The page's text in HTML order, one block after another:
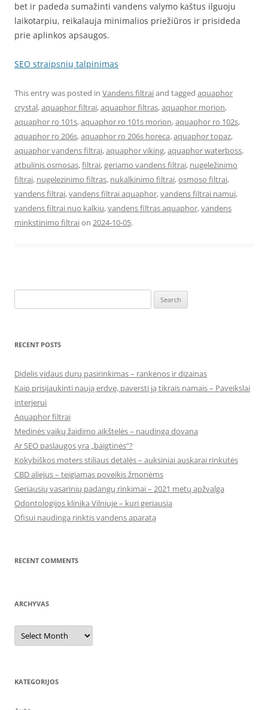
bet ir padeda sumažinti vandens valymo kaštus ilguoju
laikotarpiu, reikalauja minimalios priežiūros ir prisideda
prie aplinkos apsaugos.
SEO straipsnių talpinimas
This entry was posted in Vandens filtraiand tagged aquaphor
crystal,aquaphor filtrai,aquaphor filtras,aquaphor morion,
aquaphor ro 101s,aquaphor ro 101s morion,aquaphor ro 102s,
aquaphor ro 206s,aquaphor ro 206s horeca,aquaphor topaz,
aquaphor vandens filtrai,aquaphor viking,aquaphor waterboss,
atbulinis osmosas,filtrai,geriamo vandens filtrai, nugeležinimo
filtrai, nugelezinimo filtras, nukalkinimo filtrai,osmoso filtrai,
vandens filtrai,vandens filtrai aquaphor,vandens filtrai namui,
vandens filtrai nuo kalkiu,vandens filtras aquaphor,vandens
minkstinimo filtraion 2024-10-05.
for:
RECENT POSTS
Didelis vidaus durų pasirinkimas – rankenos ir dizainas
Kaip prisijaukinti naują erdvę, paversti ją tikrais namais – Paveikslai
interjerui
Aquaphor filtrai
Medinės vaikų žaidimo aikštelės – naudinga dovana
Ar SEO paslaugos yra „baigtinės“?
Kokybiškos moters stiliaus detalės – auksiniai auskarai rinkutės
CBD aliejus – teigiamas poveikis žmonėms
Geriausių vasarinių padangų rinkimai – 2021 metų apžvalga
Odontologijos klinika Vilniuje – kuri geriausia
Ofisui naudinga rinktis vandens aparatą
RECENT COMMENTS
ARCHYVAS
Archyvas
KATEGORIJOS